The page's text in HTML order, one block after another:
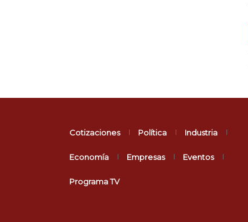
Cotizaciones Política Industria
Economía Empresas Eventos
Programa TV